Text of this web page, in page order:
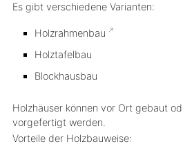
Es gibt verschiedene Varianten:
Holzrahmenbau
Holztafelbau
Blockhausbau
Holzhäuser können vor Ort gebaut
vorgefertigt werden.
Vorteile der Holzbauweise: